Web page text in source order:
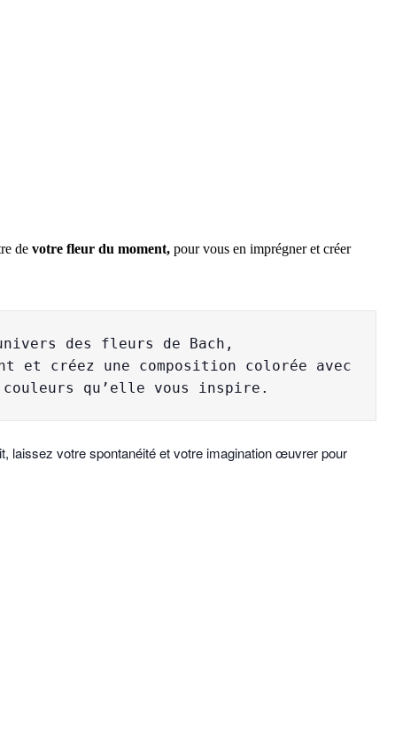
de votre fleur du moment, pour vous en imprégner et créer
des fleurs de Bach,
et créez une composition colorée avec
qu’elle vous inspire.
laissez votre spontanéité et votre imagination œuvrer pour